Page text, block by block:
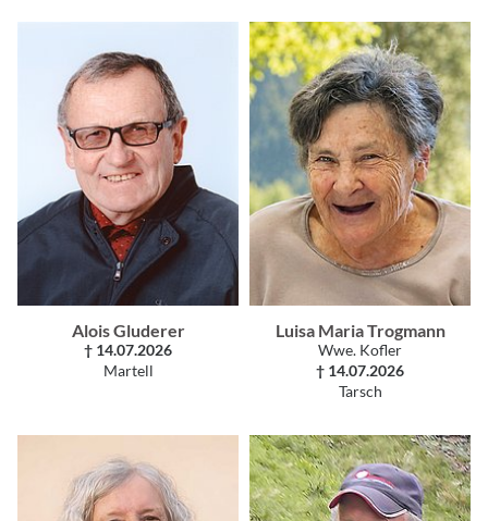
Alois Gluderer
† 14.07.2026
Martell
Luisa Maria Trogmann
Wwe. Kofler
† 14.07.2026
Tarsch